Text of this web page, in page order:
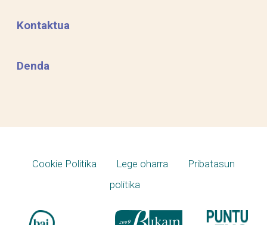
Kontaktua
Denda
Cookie Politika Lege oharra
Pribatasun
politika